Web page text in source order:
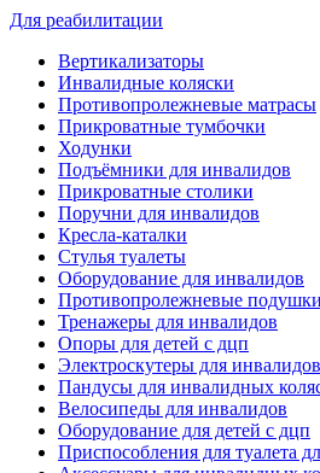
Для реабилитации
Вертикализаторы
Инвалидные коляски
Противопролежневые матрасы
Прикроватные тумбочки
Ходунки
Подъёмники для инвалидов
Прикроватные столики
Поручни для инвалидов
Кресла-каталки
Стулья туалеты
Оборудование для инвалидов
Противопролежневые подушки
Тренажеры для инвалидов
Опоры для детей с дцп
Электроскутеры для инвалидов
Пандусы для инвалидных
Велосипеды для инвалидов
Оборудование для детей с дцп
Приспособления для туалета